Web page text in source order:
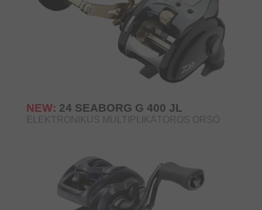
NEW: 24 SEABORG G 400 JL
ELEKTRONIKUS MULTIPLIKÁTOROS ORSÓ